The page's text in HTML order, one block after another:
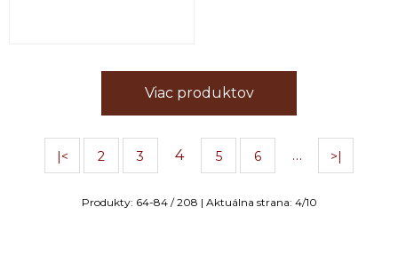
Viac produktov
|< 2 3 4 5 6 … >|
Produkty: 64-84/208 | Aktuálna strana: 4/10